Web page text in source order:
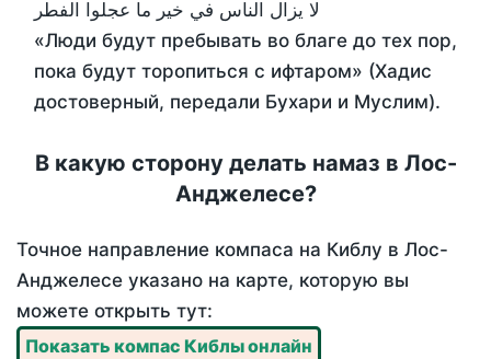
لا يزال الناس في خير ما عجلوا الفطر
«Люди будут пребывать во благе до тех пор,
пока будут торопиться с ифтаром» (Хадис
достоверный, передали Бухари и Муслим).
В какую сторону делать намаз в Лос-
Анджелесе?
Точное направление компаса на Киблу в Лос-
Анджелесе указано на карте, которую вы
можете открыть тут:
Показать компас Киблы онлайн